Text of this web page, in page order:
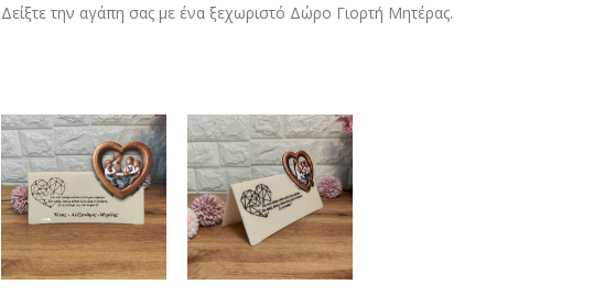
Δείξτε την αγάπη σας με ένα ξεχωριστό Δώρο Γιορτή Μητέρας.